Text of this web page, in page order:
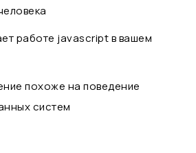
работе javascript в вашем
похоже на поведение
систем